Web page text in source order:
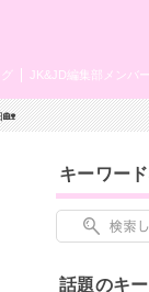
JK&JD編集部メンバー
🏡
キーワー
話題のキ